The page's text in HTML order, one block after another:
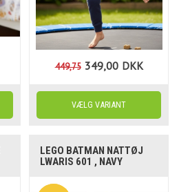
449,75 349,00 DKK
LEGO BATMAN NATTØJ
LWARIS 601 , NAVY